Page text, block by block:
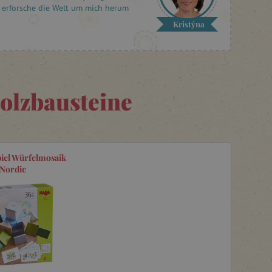
erforsche die Welt um mich herum
Kristýna
Würfelmosaik
Nordic